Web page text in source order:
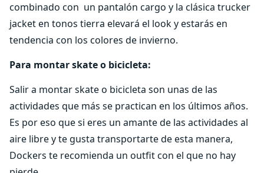
combinado con un pantalón cargo y la clásica trucker
jacket en tonos tierra elevará el look y estarás en
tendencia con los colores de invierno.
Para montar skate o bicicleta:
Salir a montar skate o bicicleta son unas de las
actividades que más se practican en los últimos años.
Es por eso que si eres un amante de las actividades al
aire libre y te gusta transportarte de esta manera,
Dockers te recomienda un outfit con el que no hay